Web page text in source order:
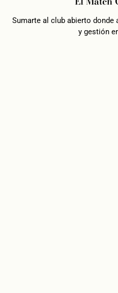
Sumarte al club abierto
y gestión